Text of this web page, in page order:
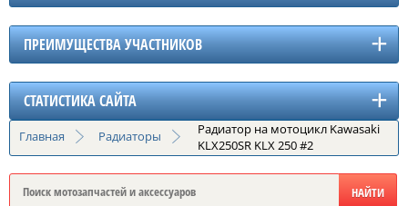
ПРЕИМУЩЕСТВА УЧАСТНИКОВ
СТАТИСТИКА САЙТА
Главная Радиаторы
Радиатор на мотоцикл Kawasaki
KLX250SR KLX 250 #2